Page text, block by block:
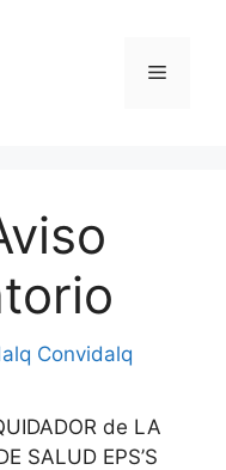
Menú
Convidalq
de LA
SALUD EPS’S